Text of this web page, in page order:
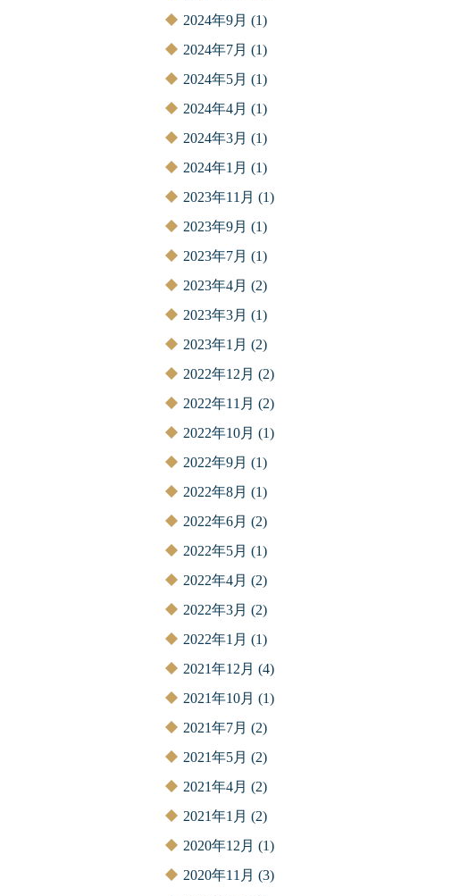
2024年9月 (1)
2024年7月 (1)
2024年5月 (1)
2024年4月 (1)
2024年3月 (1)
2024年1月 (1)
2023年11月 (1)
2023年9月 (1)
2023年7月 (1)
2023年4月 (2)
2023年3月 (1)
2023年1月 (2)
2022年12月 (2)
2022年11月 (2)
2022年10月 (1)
2022年9月 (1)
2022年8月 (1)
2022年6月 (2)
2022年5月 (1)
2022年4月 (2)
2022年3月 (2)
2022年1月 (1)
2021年12月 (4)
2021年10月 (1)
2021年7月 (2)
2021年5月 (2)
2021年4月 (2)
2021年1月 (2)
2020年12月 (1)
2020年11月 (3)